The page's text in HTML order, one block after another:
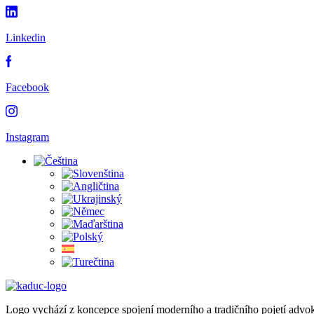
Linkedin
Facebook
Instagram
Logo vychází z koncepce spojení moderního a tradičního pojetí